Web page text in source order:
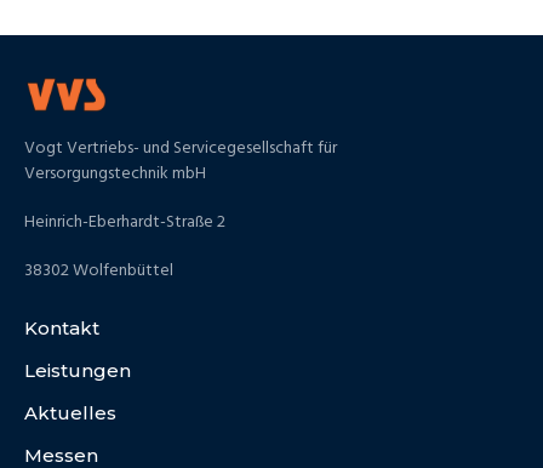
Vogt Vertriebs- und Servicegesellschaft für
Versorgungstechnik mbH
Heinrich-Eberhardt-Straße 2
38302 Wolfenbüttel
Kontakt
Leistungen
Aktuelles
Messen